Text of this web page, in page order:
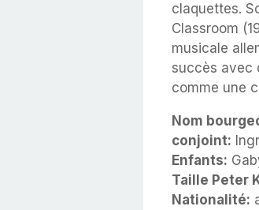
claquettes.
Classroom
musicale
succès avec
comme une
Nom
conjoint:
Enfants:
Taille Peter
Nationalité: